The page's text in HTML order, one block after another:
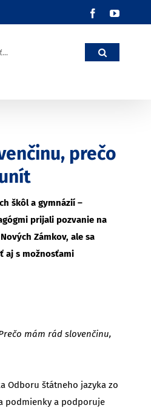
Facebook
prečo
škôl a gymnázií –
prijali pozvanie na
Zámkov, ale sa
aj s možnosťami
mám rád slovenčinu,
Odboru štátneho jazyka zo
podmienky a podporuje